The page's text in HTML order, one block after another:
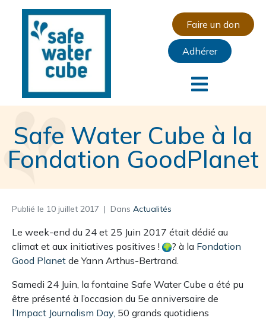
Faire un don
Adhérer
Safe Water Cube à la
Fondation GoodPlanet
Publié le 10 juillet 2017 Dans Actualités
Le week-end du 24 et 25 Juin 2017 était dédié au
climat et aux initiatives positives !
? à la Fondation
Good Planet de Yann Arthus-Bertrand.
Samedi 24 Juin, la fontaine Safe Water Cube a été pu
être présenté à l’occasion du 5e anniversaire de
l’Impact Journalism Day, 50 grands quotidiens